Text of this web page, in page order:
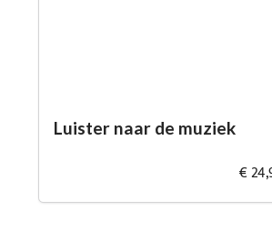
Luister naar de muziek
€